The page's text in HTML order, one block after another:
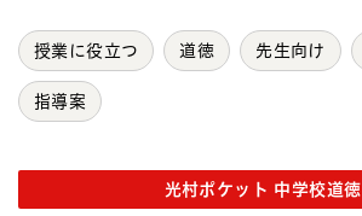
授業に役立つ 道徳 先生向け
指導案
光村ポケット 中学校道徳